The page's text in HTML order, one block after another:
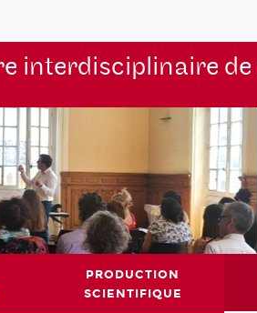
interdisciplinaire
PRODUCTION
SCIENTIFIQUE